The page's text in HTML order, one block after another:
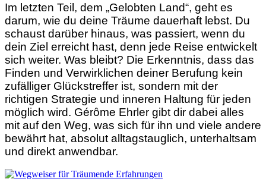
Im letzten Teil, dem „Gelobten Land“, geht es
darum, wie du deine Träume dauerhaft lebst. Du
schaust darüber hinaus, was passiert, wenn du
dein Ziel erreicht hast, denn jede Reise entwickelt
sich weiter. Was bleibt? Die Erkenntnis, dass das
Finden und Verwirklichen deiner Berufung kein
zufälliger Glückstreffer ist, sondern mit der
richtigen Strategie und inneren Haltung für jeden
möglich wird. Gérôme Ehrler gibt dir dabei alles
mit auf den Weg, was sich für ihn und viele andere
bewährt hat, absolut alltagstauglich, unterhaltsam
und direkt anwendbar.